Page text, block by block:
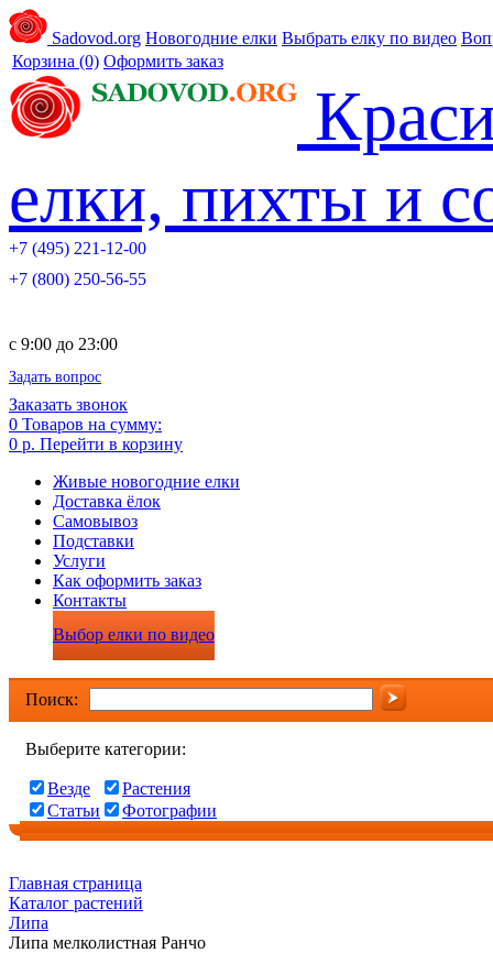
Sadovod.org Новогодние елки Выбрать елку по видео
Корзина (0) Оформить заказ
елки, пихты и
+7 (495) 221-12-00
+7 (800) 250-56-55
c 9:00 до 23:00
Задать вопрос
Заказать звонок
0 Товаров на сумму:
0 р. Перейти в корзину
Живые новогодние елки
Доставка ёлок
Самовывоз
Подставки
Услуги
Как оформить заказ
Контакты
Выбор елки по видео
Поиск:
Выберите категории:
Везде
Растения
Статьи
Фотографии
Главная страница
Каталог растений
Липа
Липа мелколистная Ранчо